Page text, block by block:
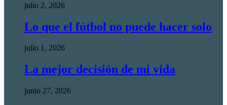
julio 2, 2026
Lo que el fútbol no puede hacer solo
julio 1, 2026
La mejor decisión de mi vida
junio 27, 2026